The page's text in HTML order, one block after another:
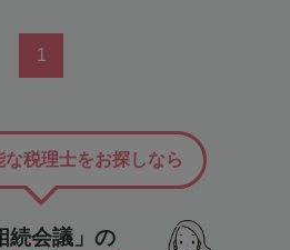
1
続会議」の
税理士をお探しなら